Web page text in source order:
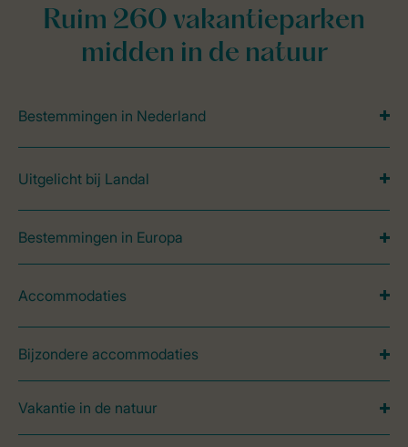
Ruim 260 vakantieparken
midden in de natuur
Bestemmingen in Nederland
Uitgelicht bij Landal
Bestemmingen in Europa
Accommodaties
Bijzondere accommodaties
Vakantie in de natuur